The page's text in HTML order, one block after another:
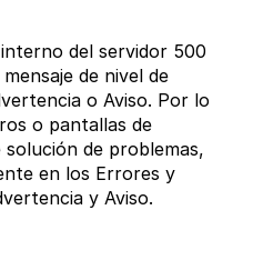
del servidor 500
de nivel de
o Aviso. Por lo
o pantallas de
de problemas,
en los Errores y
y Aviso.